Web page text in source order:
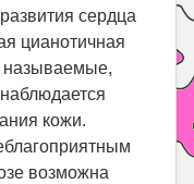
сердца
цианотичная
называемые,
кожи.
возможна